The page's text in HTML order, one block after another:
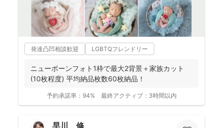
発達凸凹相談歓迎 LGBTQフレンドリー
ニューボーンフォト1枠で最大2背景＋家族カット
(10枚程度) 平均納品枚数60枚納品！
予約承諾率： 94% 最終アクティブ： 3時間以内
早川 修